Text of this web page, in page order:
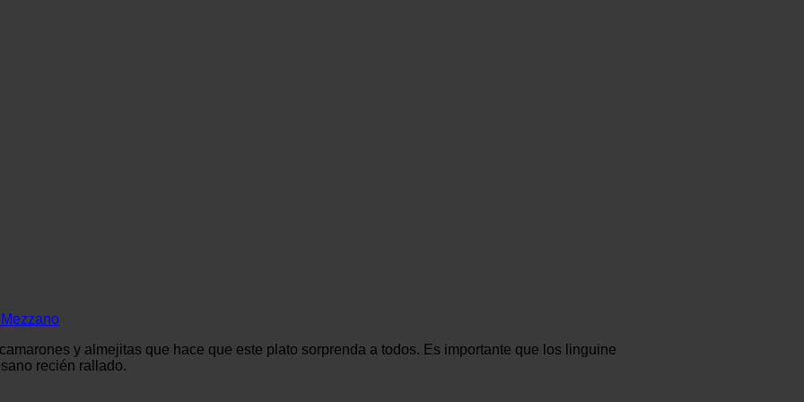
y almejitas que hace que este plato sorprenda a todos. Es importante que los linguine
recién rallado.